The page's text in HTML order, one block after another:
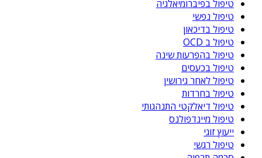
טיפול בפיברומיאלגיה
טיפול נפשי
טיפול בדיכאון
טיפול ב OCD
טיפול בהפרעות שינה
טיפול בכעסים
טיפול לאחר גירושין
טיפול בחרדות
טיפול דיאלקטי התנהגותי
טיפול מיינדפולנס
ייעוץ זוגי
טיפול רגשי